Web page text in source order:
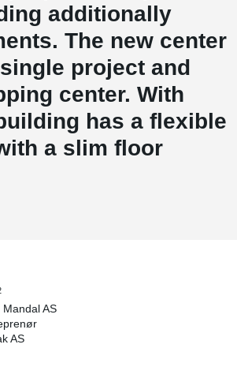
additionally
The new center
project and
center. With
has a flexible
a slim floor
AS
AS